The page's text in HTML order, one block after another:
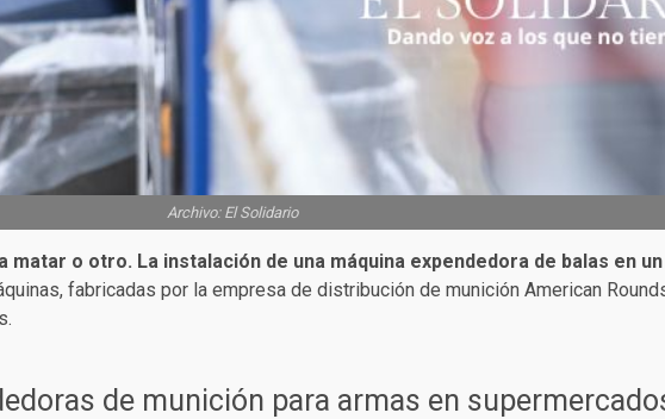
Archivo: El Solidario
matar o otro. La instalación de una máquina expendedora de balas en
fabricadas por la empresa de distribución de munición American
de munición para armas en